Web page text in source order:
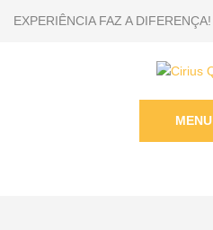
EXPERIÊNCIA FAZ A DIFERENÇA!
MENU